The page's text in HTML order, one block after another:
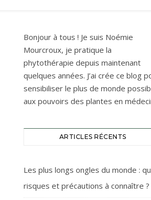
Bonjour à tous ! Je suis Noémie
Mourcroux, je pratique la
phytothérapie depuis maintenant
quelques années. J’ai crée ce blog
sensibiliser le plus de monde
aux pouvoirs des plantes en
ARTICLES RÉCENTS
Les plus longs ongles du monde :
risques et précautions à connaître ?